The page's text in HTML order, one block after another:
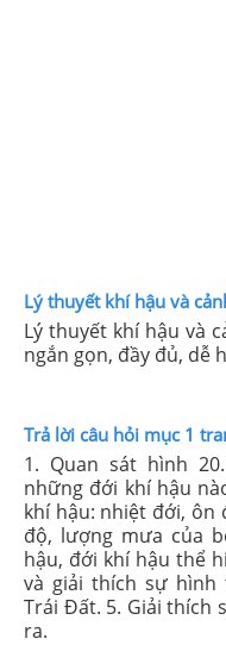
Lý thuyết khí hậu và
Lý thuyết khí hậu và
ngắn gọn, đầy đủ, dễ
Trả lời câu hỏi mục 1
1. Quan sát hình
những đới khí hậu
khí hậu: nhiệt đới, ôn
độ, lượng mưa của
hậu, đới khí hậu thể
và giải thích sự hình
Trái Đất. 5. Giải thích
ra.